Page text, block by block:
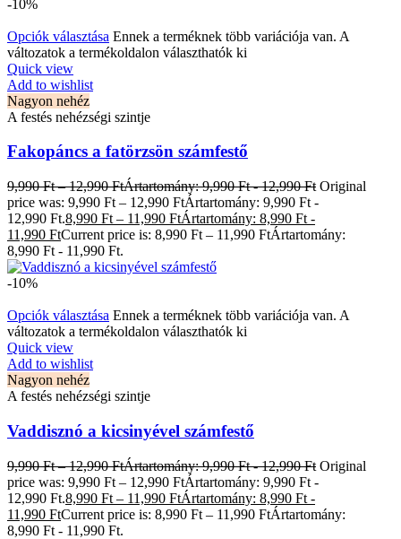
-10%
Opciók választása Ennek a terméknek több variációja van. A
változatok a termékoldalon választhatók ki
Quick view
Add to wishlist
Nagyon nehéz
A festés nehézségi szintje
Fakopáncs a fatörzsön számfestő
9,990Ft – 12,990FtÁrtartomány: 9,990 Ft - 12,990 Ft Original
price was: 9,990 Ft – 12,990 FtÁrtartomány: 9,990 Ft -
12,990 Ft.8,990 Ft – 11,990 FtÁrtartomány: 8,990 Ft -
11,990 FtCurrent price is: 8,990 Ft – 11,990 FtÁrtartomány:
8,990 Ft - 11,990 Ft.
-10%
Opciók választása Ennek a terméknek több variációja van. A
változatok a termékoldalon választhatók ki
Quick view
Add to wishlist
Nagyon nehéz
A festés nehézségi szintje
Vaddisznó a kicsinyével számfestő
9,990Ft – 12,990FtÁrtartomány: 9,990 Ft - 12,990 Ft Original
price was: 9,990 Ft – 12,990 FtÁrtartomány: 9,990 Ft -
12,990 Ft.8,990 Ft – 11,990 FtÁrtartomány: 8,990 Ft -
11,990 FtCurrent price is: 8,990 Ft – 11,990 FtÁrtartomány:
8,990 Ft - 11,990 Ft.